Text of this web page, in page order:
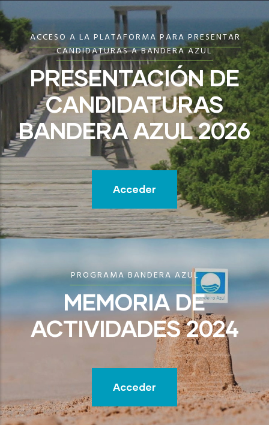
ACCESO A LA PLATAFORMA PARA PRESENTAR
CANDIDATURAS A BANDERA AZUL
PRESENTACIÓN DE
CANDIDATURAS
BANDERA AZUL 2026
Acceder
PROGRAMA BANDERA AZUL
MEMORIA DE
ACTIVIDADES 2024
Acceder